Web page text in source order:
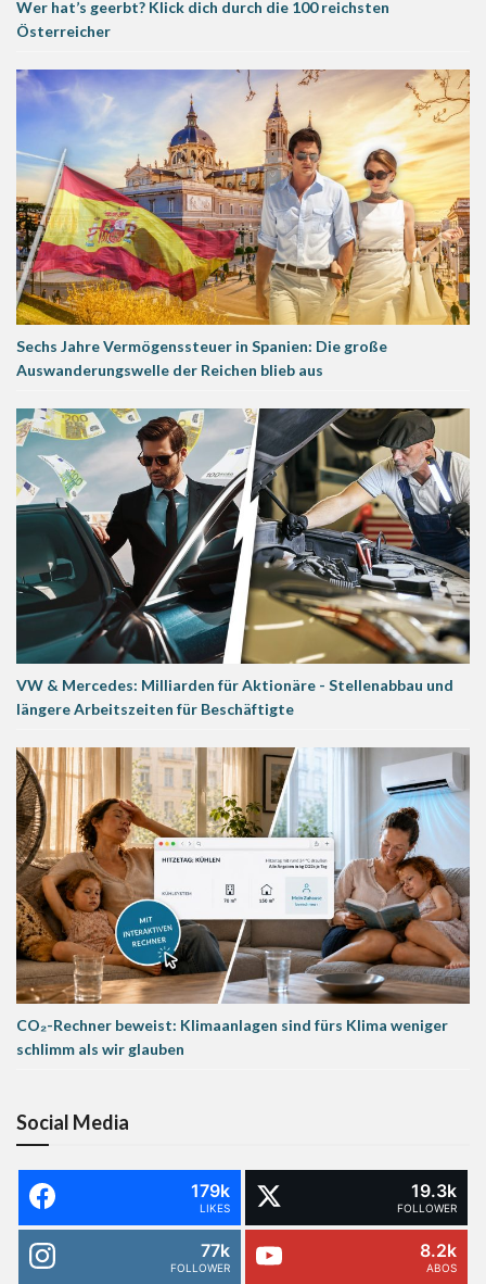
Wer hat’s geerbt? Klick dich durch die 100 reichsten
Österreicher
Sechs Jahre Vermögenssteuer in Spanien: Die große
Auswanderungswelle der Reichen blieb aus
VW & Mercedes: Milliarden für Aktionäre - Stellenabbau und
längere Arbeitszeiten für Beschäftigte
CO₂-Rechner beweist: Klimaanlagen sind fürs Klima weniger
schlimm als wir glauben
Social Media
179k
LIKES
19.3k
FOLLOWER
77k
FOLLOWER
8.2k
ABOS